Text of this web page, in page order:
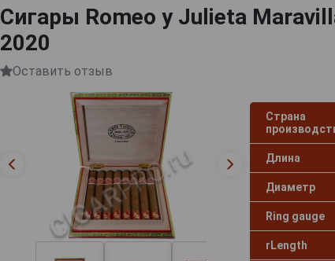
Сигары Romeo y Julieta
2020
Оставить отзыв
Страна
Длина
Диаметр
Ring gauge
rLength